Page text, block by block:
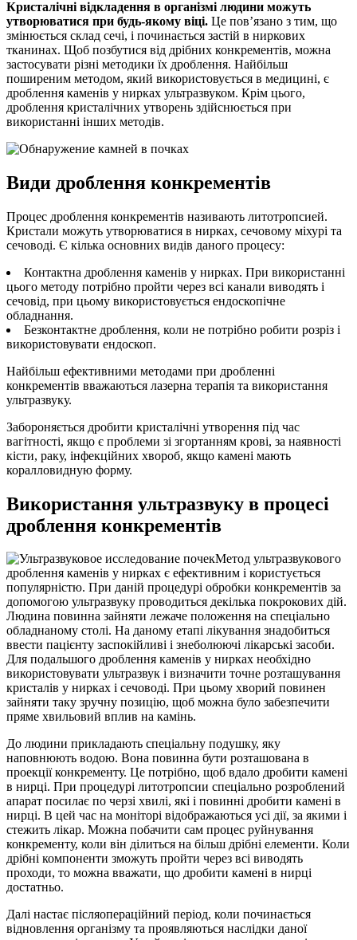
Кристалічні відкладення в організмі людини можуть
утворюватися при будь-якому віці. Це пов’язано з тим, що
змінюється склад сечі, і починається застій в ниркових
тканинах. Щоб позбутися від дрібних конкрементів, можна
застосувати різні методики їх дроблення. Найбільш
поширеним методом, який використовується в медицині, є
дроблення каменів у нирках ультразвуком. Крім цього,
дроблення кристалічних утворень здійснюється при
використанні інших методів.
Види дроблення конкрементів
Процес дроблення конкрементів називають литотропсией.
Кристали можуть утворюватися в нирках, сечовому міхурі та
сечоводі. Є кілька основних видів даного процесу:
Контактна дроблення каменів у нирках. При використанні
цього методу потрібно пройти через всі канали виводять і
сечовід, при цьому використовується ендоскопічне
обладнання.
Безконтактне дроблення, коли не потрібно робити розріз і
використовувати ендоскоп.
Найбільш ефективними методами при дробленні
конкрементів вважаються лазерна терапія та використання
ультразвуку.
Забороняється дробити кристалічні утворення під час
вагітності, якщо є проблеми зі згортанням крові, за наявності
кісти, раку, інфекційних хвороб, якщо камені мають
коралловидную форму.
Використання ультразвуку в процесі
дроблення конкрементів
Метод ультразвукового
дроблення каменів у нирках є ефективним і користується
популярністю. При даній процедурі обробки конкрементів за
допомогою ультразвуку проводиться декілька покрокових дій.
Людина повинна зайняти лежаче положення на спеціально
обладнаному столі. На даному етапі лікування знадобиться
ввести пацієнту заспокійливі і знеболюючі лікарські засоби.
Для подальшого дроблення каменів у нирках необхідно
використовувати ультразвук і визначити точне розташування
кристалів у нирках і сечоводі. При цьому хворий повинен
зайняти таку зручну позицію, щоб можна було забезпечити
пряме хвильовий вплив на камінь.
До людини прикладають спеціальну подушку, яку
наповнюють водою. Вона повинна бути розташована в
проекції конкременту. Це потрібно, щоб вдало дробити камені
в нирці. При процедурі литотропсии спеціально розроблений
апарат посилає по черзі хвилі, які і повинні дробити камені в
нирці. В цей час на моніторі відображаються усі дії, за якими і
стежить лікар. Можна побачити сам процес руйнування
конкременту, коли він ділиться на більш дрібні елементи. Коли
дрібні компоненти зможуть пройти через всі виводять
проходи, то можна вважати, що дробити камені в нирці
достатньо.
Далі настає післяопераційний період, коли починається
відновлення організму та проявляються наслідки даної